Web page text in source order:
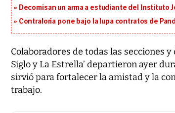
Decomisan un arma a estudiante del Instituto
Contraloría pone bajo la lupa contratos de
Colaboradores de todas las secciones
Siglo y La Estrella’ departieron ayer
sirvió para fortalecer la amistad y la
trabajo.